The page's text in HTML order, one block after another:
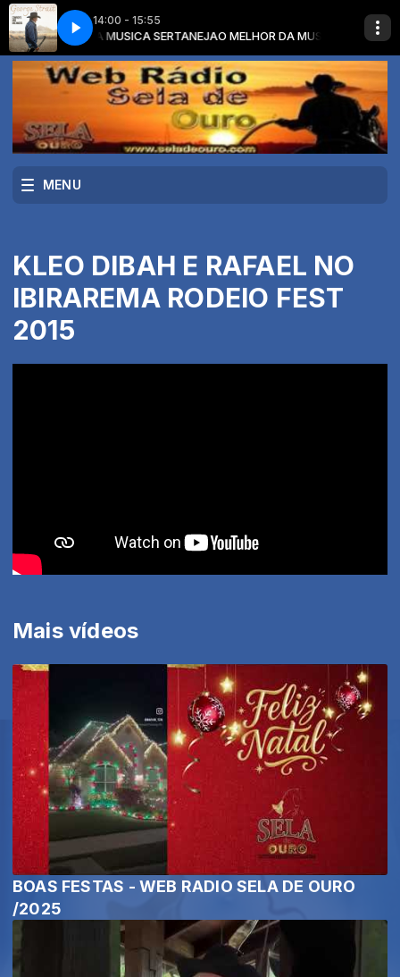
14:00 - 15:55
MELHOR DA MUSICA SERTANEJAO MELHOR DA MUSICA SERTANEJA
TONK HALL OF FAMEGEORGE STRAIT - HONKY TONK HALL OF
MENU
KLEO DIBAH E RAFAEL NO
IBIRAREMA RODEIO FEST
2015
Mais vídeos
BOAS FESTAS - WEB RADIO SELA DE OURO
/2025